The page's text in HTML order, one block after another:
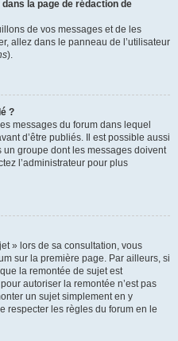
la page de rédaction de
de vos messages et de les
allez dans le panneau de l’utilisateur
).
?
messages du forum dans lequel
d’être publiés. Il est possible aussi
un groupe dont les messages doivent
l’administrateur pour plus
» lors de sa consultation, vous
sur la première page. Par ailleurs, si
la remontée de sujet est
autoriser la remontée n’est pas
un sujet simplement en y
respecter les règles du forum en le